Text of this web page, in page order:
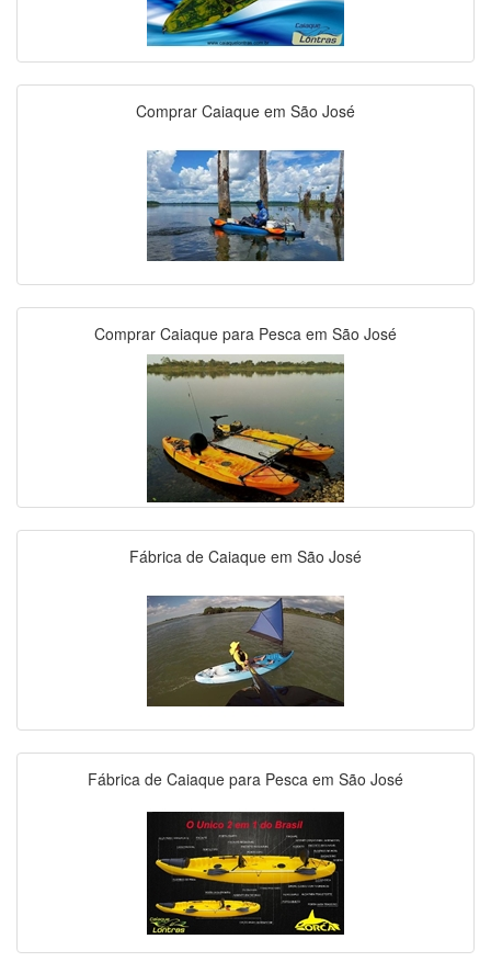
Comprar Caiaque em São José
Comprar Caiaque para Pesca em São José
Fábrica de Caiaque em São José
Fábrica de Caiaque para Pesca em São José